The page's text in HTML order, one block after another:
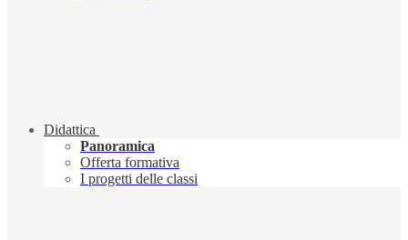
Didattica
Panoramica
Offerta formativa
I progetti delle classi